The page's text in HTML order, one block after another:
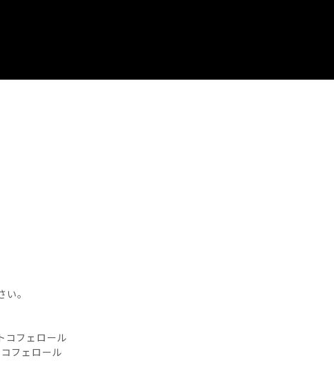
。
コフェロール
フェロール